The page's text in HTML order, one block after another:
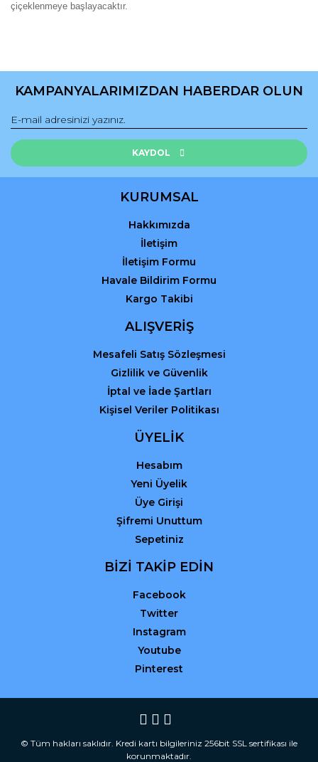
çiçeklenmeye başlayacaktır.
konularda yetersiz gördüğünüz noktaları öneri formunu
Görüş ve önerileriniz için teşekkür ederiz.
Ürün resmi kalitesiz, bozuk veya görüntülenemiyor.
Ürün açıklamasında eksik bilgiler bulunuyor.
Ürün fiyatı diğer sitelerden daha pahalı.
Gönder
KAMPANYALARIMIZDAN HABERDAR OLUN
KAYDOL
KURUMSAL
Hakkımızda
İletişim
İletişim Formu
Havale Bildirim Formu
Kargo Takibi
ALIŞVERİŞ
Mesafeli Satış Sözleşmesi
Gizlilik ve Güvenlik
İptal ve İade Şartları
Kişisel Veriler Politikası
ÜYELİK
Hesabım
Yeni Üyelik
Üye Girişi
Şifremi Unuttum
Sepetiniz
BİZİ TAKİP EDİN
Facebook
Twitter
Instagram
Youtube
Pinterest
© Tüm hakları saklıdır. Kredi kartı bilgileriniz 256bit SSL sertifikası ile
korunmaktadır.